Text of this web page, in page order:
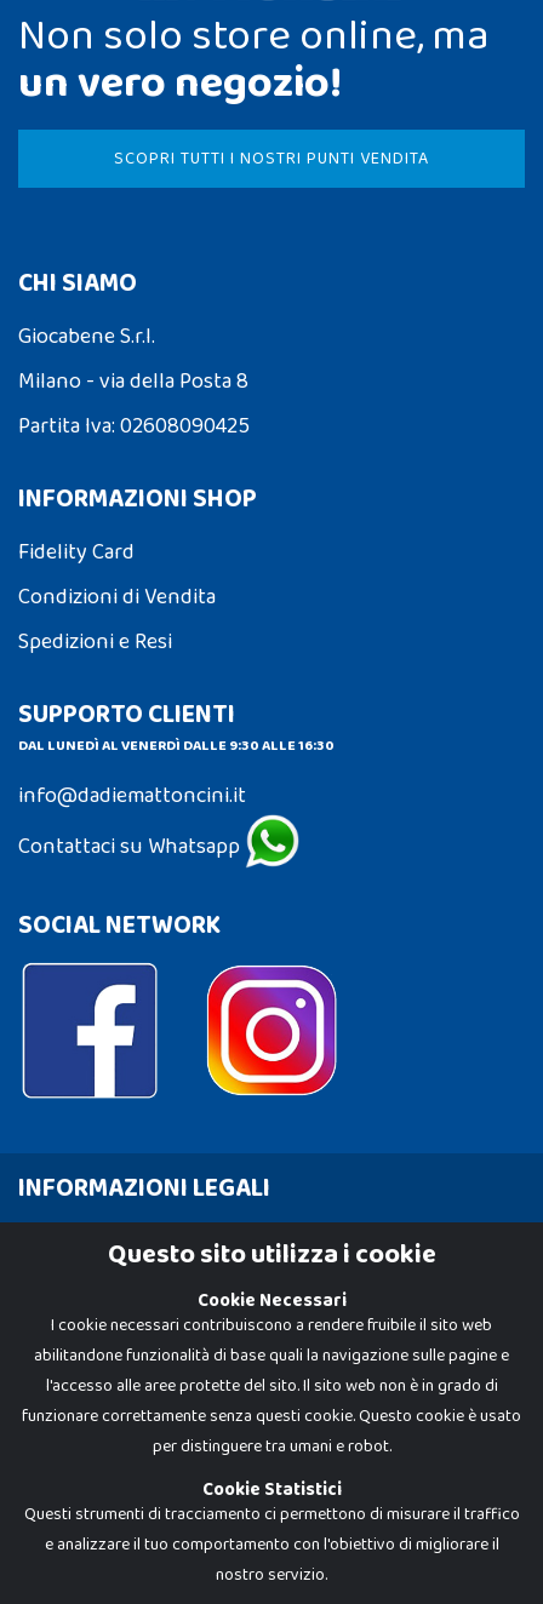
Non solo store online, ma
un vero negozio!
SCOPRI TUTTI I NOSTRI PUNTI VENDITA
CHI SIAMO
Giocabene S.r.l.
Milano - via della Posta 8
Partita Iva: 02608090425
INFORMAZIONI SHOP
Fidelity Card
Condizioni di Vendita
Spedizioni e Resi
SUPPORTO CLIENTI
DAL LUNEDÌ AL VENERDÌ DALLE 9:30 ALLE 16:30
info@dadiemattoncini.it
Contattaci su Whatsapp
SOCIAL NETWORK
INFORMAZIONI LEGALI
Cookie Policy
Dadi e Mattoncini è un brand di Giocabene Srl. Ogni riproduzione o utilizzo non
Questo sito utilizza i cookie
Cookie Necessari
I cookie necessari contribuiscono a rendere fruibile il sito web
abilitandone funzionalità di base quali la navigazione sulle pagine e
l'accesso alle aree protette del sito. Il sito web non è in grado di
funzionare correttamente senza questi cookie. Questo cookie è usato
per distinguere tra umani e robot.
Cookie Statistici
Questi strumenti di tracciamento ci permettono di misurare il traffico
e analizzare il tuo comportamento con l'obiettivo di migliorare il
nostro servizio.